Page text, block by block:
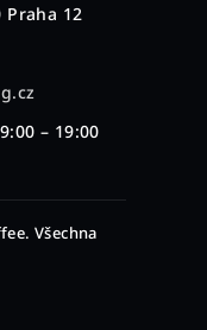
Praha 12
9:00 – 19:00
Všechna